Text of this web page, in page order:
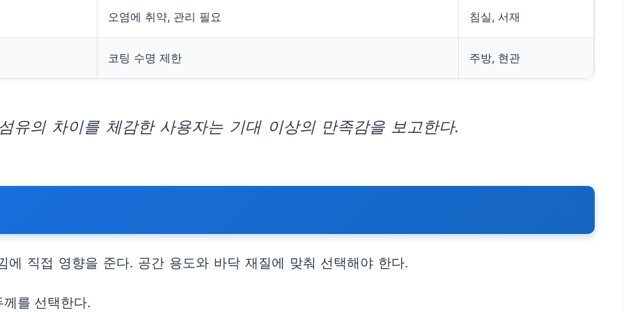
오염에 취약, 관리 필요 침실, 서재
코팅 수명 제한 주방, 현관
유의 차이를 체감한 사용자는 기대 이상의 만족감을 보고한다.
직접 영향을 준다. 공간 용도와 바닥 재질에 맞춰 선택해야 한다.
를 선택한다.